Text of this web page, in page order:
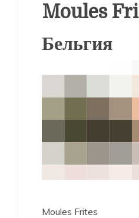
Moules
Бельгия
Moules Frites